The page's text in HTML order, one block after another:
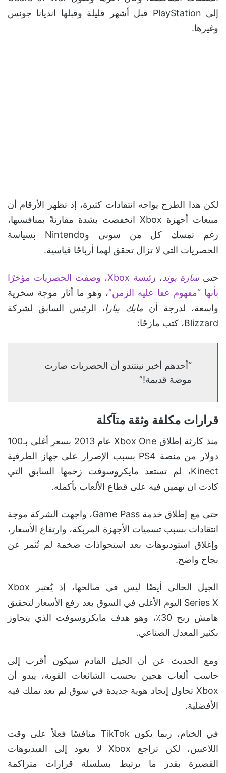
إلى PlayStation قبل أشهر قليلة وقبلها انديانا جونس
وغيرها.
لكن هذا الطرح يواجه انتقادات كثيرة، إذ تظهر الأرقام أن
مبيعات أجهزة Xbox انخفضت بشدة مقارنةً بمنافسيها،
رغم تمسك كل من سوني وNintendo بسياسة
الحصريات التي لا تزال تحقق لهما أرباحًا قياسية.
حتى سارة بوند،
رئيسة Xbox، وصفت الحصريات مؤخرًا
بأنها “مفهوم عفا عليه الزمن”، وهو ما أثار موجة سخرية
واسعة، لدرجة أن مايك يبارا، الرئيس السابق لشركة
Blizzard، كتب مازحًا:
“أحدهم أخبر نينتندو أن الحصريات صارت
موضة قديمة!”
قرارات مكلفة وثقة متآكلة
منذ كارثة إطلاق Xbox One عام 2013 بسعر أغلى بـ100
دولار من منصة PS4 بسبب الإصرار على جهاز الطرفية
Kinect، لم تستعد مايكروسوفت زخمها السابق التي
كادت ان تهمين فيه على قطاع الألعاب بأكمله.
حتى مع إطلاق خدمة Game Pass، واجهت الشركة موجة
انتقادات بسبب تسميات الأجهزة المربكة، وارتفاع الأسعار،
وإغلاق استوديوهات بعد استحواذات ضخمة لم تُثمر عن
نجاح واضح.
الجيل الحالي أيضًا ليس في صالحها، إذ يُعتبر Xbox
Series X اليوم الأغلى في السوق بعد رفع الأسعار لتحقيق
هامش ربح 30٪، وهو هدف مايكروسوفت الذي يتجاوز
بكثير المعدل الصناعي.
ومع الحديث عن أن الجيل القادم سيكون أقرب إلى
حاسب ألعاب هجين بحسب الشائعات القوية، يبدو أن
Xbox تحاول إيجاد هوية جديدة في سوق لم تعد تملك فيه
الأفضلية.
في الختام، ربما يكون TikTok منافسًا فعلاً على وقت
اللاعبين، لكن تراجع Xbox لا يعود إلى الفيديوهات
القصيرة بقدر ما يرتبط بسلسلة قرارات متراكمة